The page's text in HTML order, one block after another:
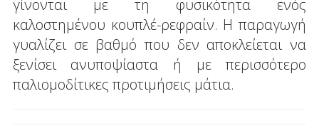
γίνονται με τη φυσικότητα ενός
καλοστημένου κουπλέ-ρεφραίν. Η παραγωγή
γυαλίζει σε βαθμό που δεν αποκλείεται να
ξενίσει ανυποψίαστα ή με περισσότερο
παλιομοδίτικες προτιμήσεις μάτια.